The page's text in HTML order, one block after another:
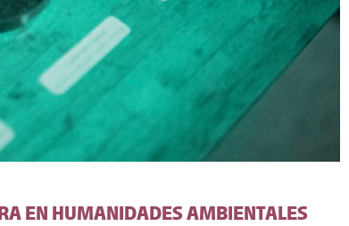
EN HUMANIDADES AMBIENTALES